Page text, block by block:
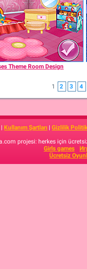
Theme Room Design
1 2 3 4
| Kullanım Şartları |Gizlilik
projesi: herkes için
Girls games
Ücretsiz